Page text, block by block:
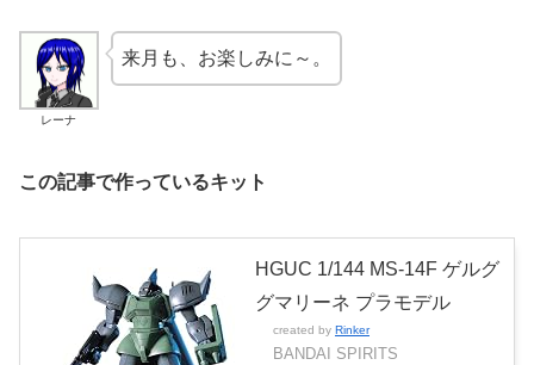
レーナ
来月も、お楽しみに～。
この記事で作っているキット
HGUC 1/144 MS-14F ゲルグ
グマリーネ プラモデル
created by Rinker
BANDAI SPIRITS